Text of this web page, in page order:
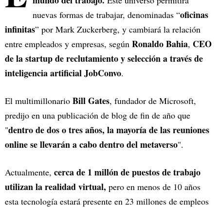
nuevas formas de trabajar, denominadas “oficinas
infinitas” por Mark Zuckerberg, y cambiará la relación
entre empleados y empresas, según Ronaldo Bahia, CEO
de la startup de reclutamiento y selección a través de
inteligencia artificial JobConvo.
El multimillonario Bill Gates, fundador de Microsoft,
predijo en una publicación de blog de fin de año que
"dentro de dos o tres años, la mayoría de las reuniones
online se llevarán a cabo dentro del metaverso".
Actualmente, cerca de 1 millón de puestos de trabajo
utilizan la realidad virtual, pero en menos de 10 años
esta tecnología estará presente en 23 millones de empleos